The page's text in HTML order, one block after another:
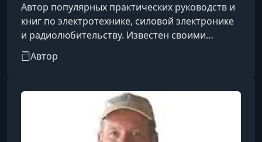
Автор популярных практических руководств и
книг по электротехнике, силовой электронике
и радиолюбительству. Известен своими
практическими пособиями и справочниками в
области электротехники, радиоэлектроники и
Автор